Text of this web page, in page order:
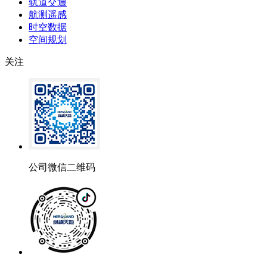
轨道交通
航测遥感
时空数据
空间规划
关注
公司微信二维码